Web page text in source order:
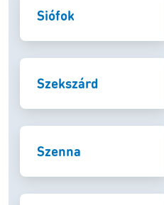
Siófok
Szekszárd
Szenna